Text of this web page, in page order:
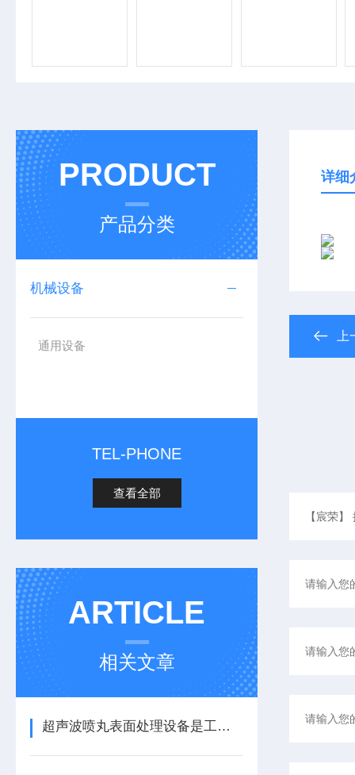
PRODUCT
产品分类
机械设备
通用设备
TEL-PHONE
查看全部
ARTICLE
相关文章
超声波喷丸表面处理设备是工艺与应用介绍
详细